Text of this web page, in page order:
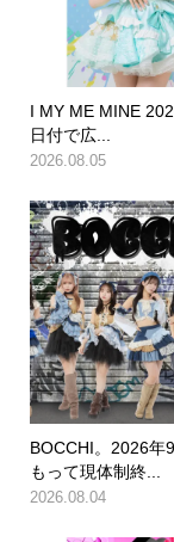
I MY ME MINE
日付で広...
2026.08.05
BOCCHI。2026年
もって現体制終...
2026.08.04